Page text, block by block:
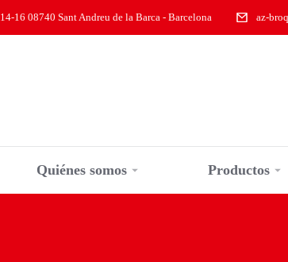
16 08740 Sant Andreu de la Barca - Barcelona az-
Quiénes somos Productos